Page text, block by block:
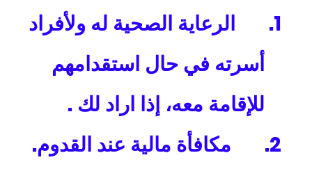
1.
الرعاية الصحية له ولأفراد
أسرته في حال استقدامهم
للإقامة معه، إذا اراد لك .
2.
مكافأة مالية عند القدوم.